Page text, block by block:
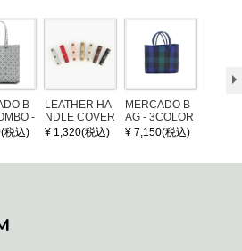
B
-
/ Whi
税込)
LEATHER HA
NDLE COVER
¥ 1,320(税込)
MERCADO B
AG - 3COLOR
S CHECK - Bl
ack / Dark Gre
¥ 7,150(税込)